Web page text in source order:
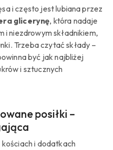
i często jest lubiana przez
glicerynę, która nadaje
i niezdrowym składnikiem,
Trzeba czytać składy –
być jak najbliżej
i sztucznych
posiłki –
kościach i dodatkach